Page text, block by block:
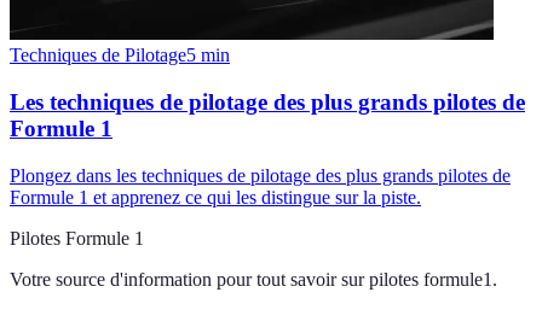
Techniques de Pilotage5 min
Les techniques de pilotage des plus grands pilotes de
Formule 1
Plongez dans les techniques de pilotage des plus grands pilotes de
Formule 1 et apprenez ce qui les distingue sur la piste.
Pilotes Formule 1
Votre source d'information pour tout savoir sur pilotes formule1 .